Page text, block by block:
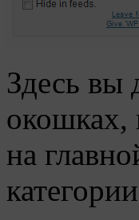
Здесь вы
окошках,
на